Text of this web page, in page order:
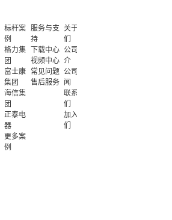
标杆案
例
格力集
团
富士康
集团
海信集
团
正泰电
器
更多案
例
服务与支
持
下载中心
视频中心
常见问题
售后服务
关于我
们
公司简
介
公司新
闻
联系我
们
加入我
们